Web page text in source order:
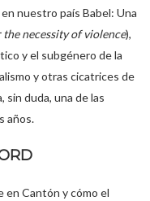
nuestro país Babel: Una
the necessity of violence),
y el subgénero de la
y otras cicatrices de
sin duda, una de las
años.
en Cantón y cómo el